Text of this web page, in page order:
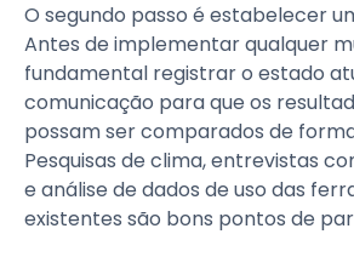
O segundo passo é estabelecer
Antes de implementar qualquer
fundamental registrar o estado
comunicação para que os
possam ser comparados de
Pesquisas de clima, entrevistas
e análise de dados de uso das
existentes são bons pontos de